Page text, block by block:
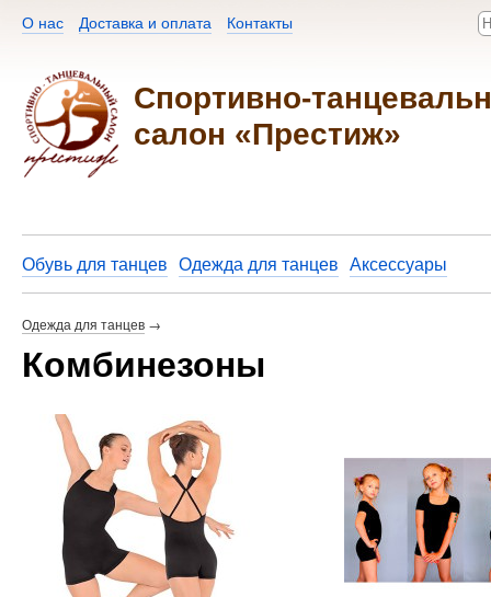
О нас Доставка и оплата Контакты​
Спортивно-
салон «Престиж»
Обувь для танцев Одежда для танцев Аксессуары
Одежда для танцев →
Комбинезоны